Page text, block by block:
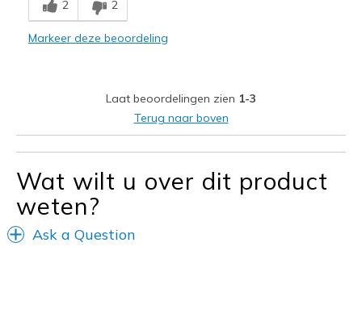
Casual Wear
2 2
Markeer deze beoordeling
Laat beoordelingen zien 1-3
Terug naar boven
Wat wilt u over dit product
weten?
Ask a Question